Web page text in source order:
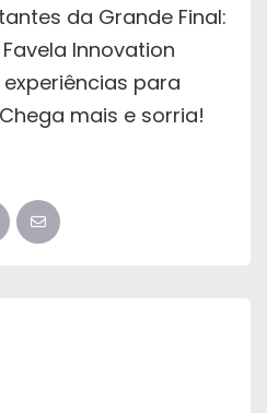
da Grande Final:
Innovation
para
mais e sorria!